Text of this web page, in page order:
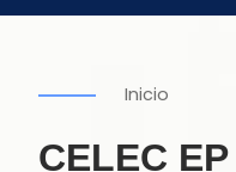
Inicio
CELEC